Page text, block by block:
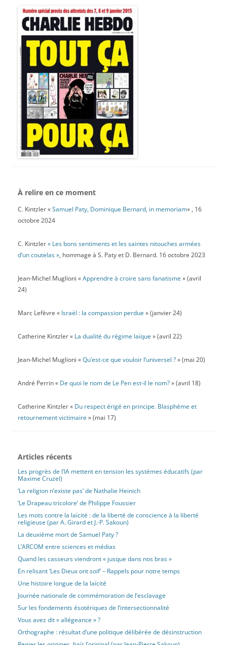
À relire en ce moment
C. Kintzler «Samuel Paty, Dominique Bernard, in memoriam« , 16
octobre 2024
C. Kintzler« Les bons sentiments et les saintes nitouches armées
d’un coutelas », hommage à S. Paty et D. Bernard. 16 octobre 2023
Jean-Michel Muglioni «Apprendre à croire sans fanatisme » (avril
24)
Marc Lefèvre « Israël : la compassion perdue » (janvier 24)
Catherine Kintzler « La dualité du régime laïque » (avril 22)
Jean-Michel Muglioni «Qu’est-ce que vouloir l’universel ?» (mai 20)
André Perrin « De quoi le nom de Le Pen est-il le nom?» (avril 18)
Catherine Kintzler « Du respect érigé en principe. Blasphème et
retournement victimaire » (mai 17)
Articles récents
Les progrès de l’IA mettent en tension les systèmes éducatifs (par
Maxime Cruzel)
‘La religion n’existe pas’ de Nathalie Heinich
‘Le Drapeau tricolore’ de Philippe Foussier
Les mots contre la laïcité : de la liberté de conscience à la liberté
religieuse (par A. Girard et J.-P. Sakoun)
La deuxième mort de Samuel Paty ?
L’ARCOM entre sciences et médias
Quand les casseurs viendront « jusque dans nos bras »
En relisant ‘Les Dieux ont soif’ – Rappels pour notre temps
Une histoire longue de la laïcité
Journée nationale de commémoration de l’esclavage
Sur les fondements ésotériques de l’intersectionnalité
Vous avez dit « allégeance » ?
Orthographe : résultat d’une politique délibérée de désinstruction